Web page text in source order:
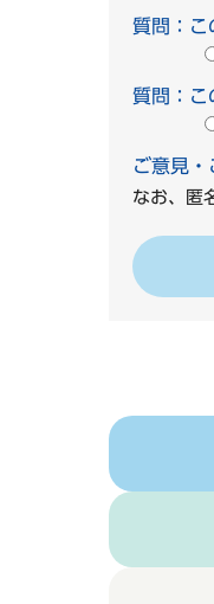
質問：こ
質問：こ
ご意見・
なお、匿